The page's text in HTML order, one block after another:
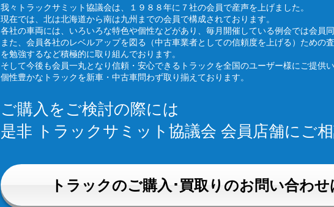
我々トラックサミット協議会は、１９８８年に７社の会員で産声を上げました。
現在では、北は北海道から南は九州までの会員で構成されております。
各社の車両には、いろいろな特色や個性などがあり、毎月開催している例会では会員
また、会員各社のレベルアップを図る（中古車業者としての信頼度を上げる）ための
を勉強するなど積極的に取り組んでおります。
そして今後も会員一丸となり信頼・安心できるトラックを全国のユーザー様にご提供い
個性豊かなトラックを新車・中古車問わず取り揃えております。
ご購入をご検討の際には
是非 トラックサミット協議会 会員店舗にご相
トラックのご購入･買取りのお問い合わせ